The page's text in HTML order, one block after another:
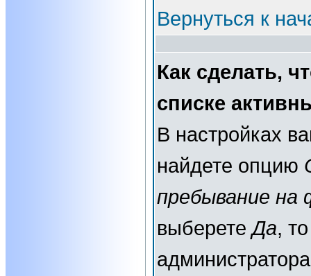
Вернуться к
Как сделать,
списке
В настройках
найдете опцию
пребывание на
выберетеДа,